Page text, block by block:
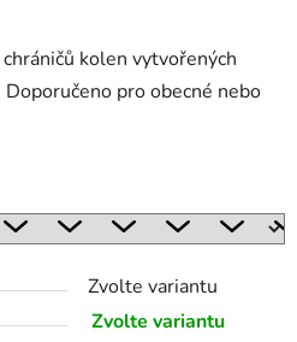
kolen vytvořených
pro obecné nebo
Zvolte variantu
Zvolte variantu